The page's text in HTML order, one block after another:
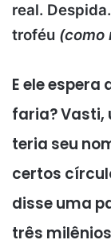
real.
troféu (como
E ele espera
faria? Vasti,
teria seu
certos
disse uma
três